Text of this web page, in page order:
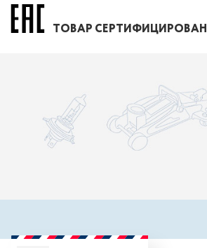
ТОВАР СЕРТИФИЦИРОВАН